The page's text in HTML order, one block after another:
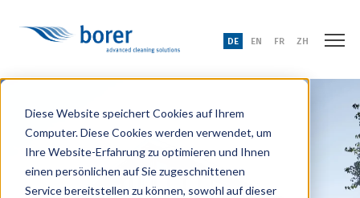
Diese Website speichert Cookies auf Ihrem
Computer. Diese Cookies werden verwendet, um
Ihre Website-Erfahrung zu optimieren und Ihnen
einen persönlichen auf Sie zugeschnittenen
Service bereitstellen zu können, sowohl auf dieser
DE EN FR ZH